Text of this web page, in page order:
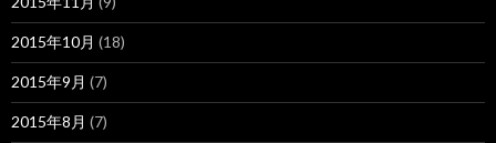
2015年10月 (18)
2015年9月 (7)
2015年8月 (7)